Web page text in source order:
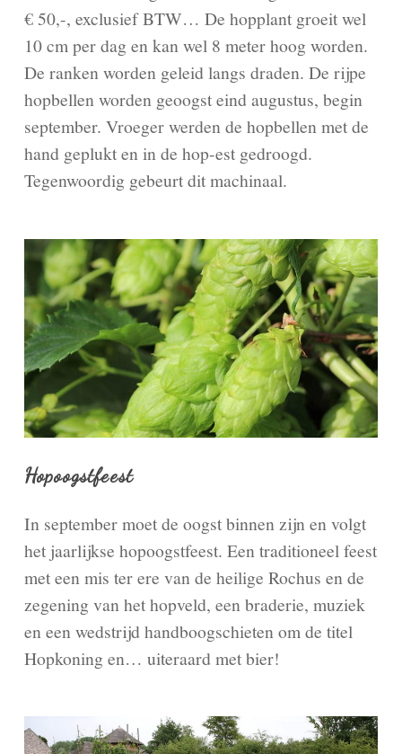
€ 50,-, exclusief BTW… De hopplant groeit wel
10 cm per dag en kan wel 8 meter hoog worden.
De ranken worden geleid langs draden. De rijpe
hopbellen worden geoogst eind augustus, begin
september. Vroeger werden de hopbellen met de
hand geplukt en in de hop-est gedroogd.
Tegenwoordig gebeurt dit machinaal.
Hopoogstfeest
In september moet de oogst binnen zijn en volgt
het jaarlijkse hopoogstfeest. Een traditioneel feest
met een mis ter ere van de heilige Rochus en de
zegening van het hopveld, een braderie, muziek
en een wedstrijd handboogschieten om de titel
Hopkoning en… uiteraard met bier!